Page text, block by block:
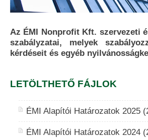
Az ÉMI Nonprofit Kft. szervezeti
szabályzatai, melyek
kérdéseit és egyéb
LETÖLTHETŐ FÁJLOK
ÉMI Alapítói Határozatok 2025
ÉMI Alapítói Határozatok 2024